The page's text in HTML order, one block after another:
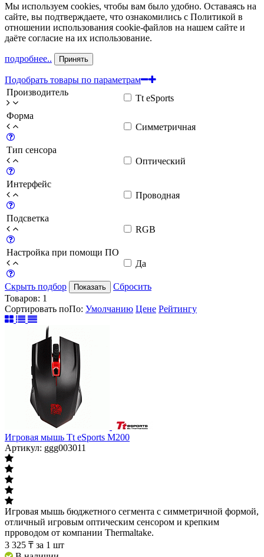
Мы используем cookies, чтобы вам было удобно. Оставаясь на
сайте, вы подтверждаете, что ознакомились с Политикой в
отношении использования cookie-файлов на нашем сайте и
даёте согласие на их использование.
подробнее.. Принять
Подобрать товары по параметрам
Производитель
Tt eSports
Форма
Симметричная
Тип сенсора
Оптический
Интерфейс
Проводная
Подсветка
RGB
Настройка при помощи ПО
Да
Скрыть подбор Показать
Сбросить
Товаров: 1
Сортировать поПо: Умолчанию Цене Рейтингу
Игровая мышь Tt eSports M200
Артикул: ggg003011
Игровая мышь бюджетного сегмента с симметричной формой,
отличный игровым оптическим сенсором и крепким
прроводом от компании Thermaltake.
3 325 ₸ за 1 шт